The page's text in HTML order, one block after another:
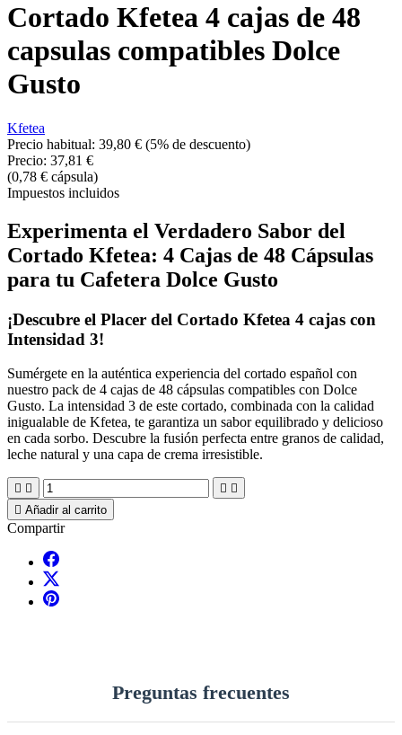
Cortado Kfetea 4 cajas de 48
capsulas compatibles Dolce
Gusto
Kfetea
Precio habitual: 39,80 € (5% de descuento)
Precio: 37,81 €
(0,78 € cápsula)
Impuestos incluidos
Experimenta el Verdadero Sabor del
Cortado Kfetea: 4 Cajas de 48 Cápsulas
para tu Cafetera Dolce Gusto
¡Descubre el Placer del Cortado Kfetea 4 cajas con
Intensidad 3!
Sumérgete en la auténtica experiencia del cortado español con
nuestro pack de 4 cajas de 48 cápsulas compatibles con Dolce
Gusto. La intensidad 3 de este cortado, combinada con la calidad
inigualable de Kfetea, te garantiza un sabor equilibrado y delicioso
en cada sorbo. Descubre la fusión perfecta entre granos de calidad,
leche natural y una capa de crema irresistible.
   
 Añadir al carrito
Compartir
Preguntas frecuentes